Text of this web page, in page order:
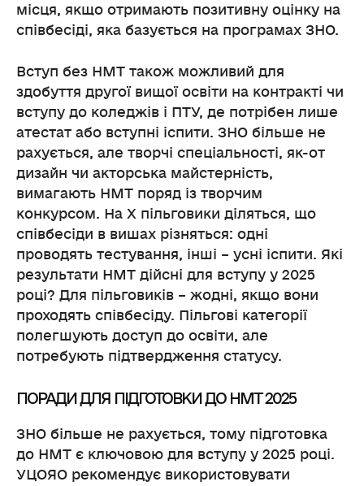
місця, якщо отримають позитивну оцінку на
співбесіді, яка базується на програмах ЗНО.
Вступ без НМТ також можливий для
здобуття другої вищої освіти на контракті чи
вступу до коледжів і ПТУ, де потрібен лише
атестат або вступні іспити. ЗНО більше не
рахується, але творчі спеціальності, як-от
дизайн чи акторська майстерність,
вимагають НМТ поряд із творчим
конкурсом. На X пільговики діляться, що
співбесіди в вишах різняться: одні
проводять тестування, інші – усні іспити. Які
результати НМТ дійсні для вступу у 2025
році? Для пільговиків – жодні, якщо вони
проходять співбесіду. Пільгові категорії
полегшують доступ до освіти, але
потребують підтвердження статусу.
ПОРАДИ ДЛЯ ПІДГОТОВКИ ДО НМТ 2025
ЗНО більше не рахується, тому підготовка
до НМТ є ключовою для вступу у 2025 році.
УЦОЯО рекомендує використовувати